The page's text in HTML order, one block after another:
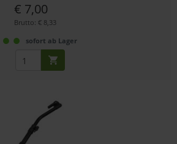
€ 7,00
Brutto: € 8,33
sofort ab Lager